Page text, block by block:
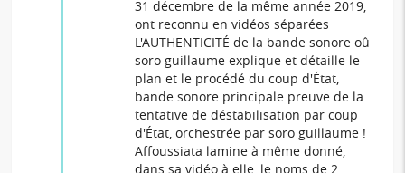
31 décembre de la même année 2019,
ont reconnu en vidéos séparées
L'AUTHENTICITÉ de la bande sonore oû
soro guillaume explique et détaille le
plan et le procédé du coup d'État,
bande sonore principale preuve de la
tentative de déstabilisation par coup
d'État, orchestrée par soro guillaume !
Affoussiata lamine à même donné,
dans sa vidéo à elle, le noms de 2